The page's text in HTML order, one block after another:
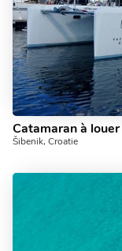
Catamaran à
Šibenik, Croatie